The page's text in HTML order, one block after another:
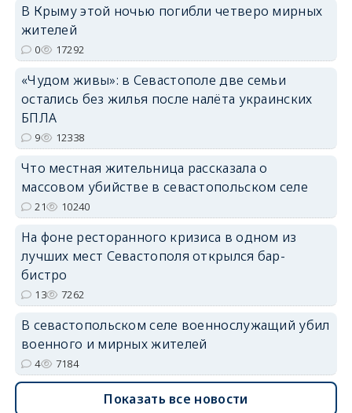
erid: 2SDnjdvhGXG
В Крыму этой ночью погибли четверо мирных
жителей
0 17292
«Чудом живы»: в Севастополе две семьи
остались без жилья после налёта украинских
БПЛА
9 12338
Что местная жительница рассказала о
массовом убийстве в севастопольском селе
21 10240
На фоне ресторанного кризиса в одном из
лучших мест Севастополя открылся бар-
бистро
13 7262
В севастопольском селе военнослужащий убил
военного и мирных жителей
4 7184
Показать все новости